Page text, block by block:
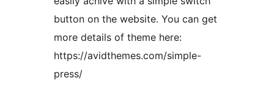
button on the website. You can get
more details of theme here:
https://avidthemes.com/simple-
press/